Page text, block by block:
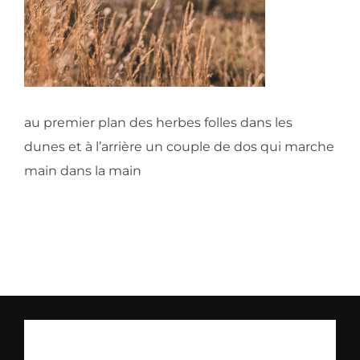
au premier plan des herbes folles dans les
dunes et à l’arrière un couple de dos qui marche
main dans la main